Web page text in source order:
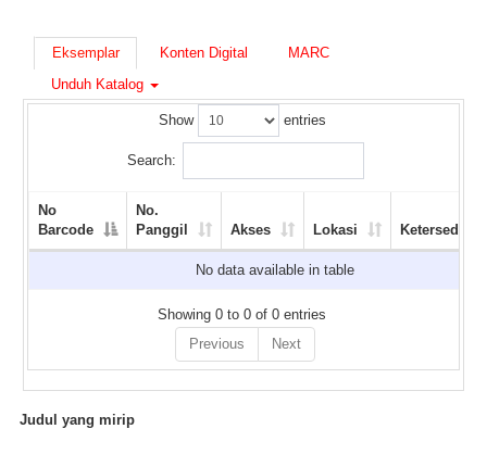
Eksemplar Konten Digital
MARC
Unduh Katalog
Show entries
Search:
No
Barcode
No.
Panggil
Akses Lokasi Ketersediaan
No data available in table
Showing 0 to 0 of 0 entries
Previous
Next
Judul yang mirip